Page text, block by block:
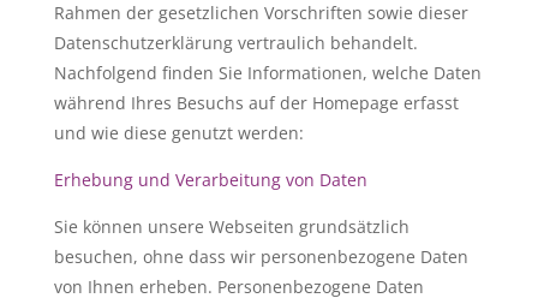
Rahmen der gesetzlichen Vorschriften sowie dieser
Datenschutzerklärung vertraulich behandelt.
Nachfolgend finden Sie Informationen, welche Daten
während Ihres Besuchs auf der Homepage erfasst
und wie diese genutzt werden:
Erhebung und Verarbeitung von Daten
Sie können unsere Webseiten grundsätzlich
besuchen, ohne dass wir personenbezogene Daten
von Ihnen erheben. Personenbezogene Daten